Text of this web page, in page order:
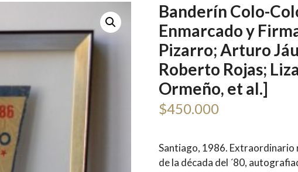
Banderín Colo-
Enmarcado y
Pizarro; Arturo
Roberto Rojas;
Ormeño, et al.]
$450.000
Santiago, 1986. Extraordinario
de la década del ´80,